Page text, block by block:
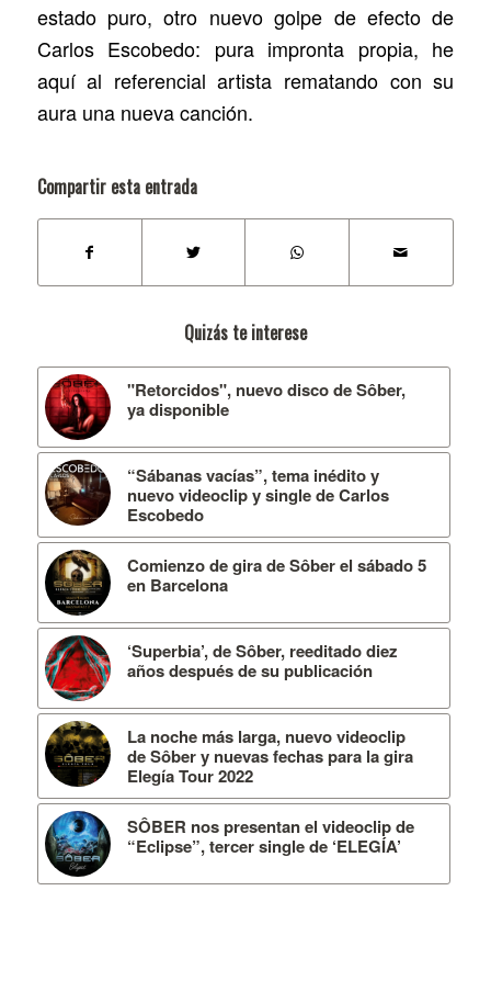
estado puro, otro nuevo golpe de efecto de
Carlos Escobedo: pura impronta propia, he
aquí al referencial artista rematando con su
aura una nueva canción.
Compartir esta entrada
Quizás te interese
"Retorcidos", nuevo disco de Sôber,
ya disponible
“Sábanas vacías”, tema inédito y
nuevo videoclip y single de Carlos
Escobedo
Comienzo de gira de Sôber el sábado 5
en Barcelona
‘Superbia’, de Sôber, reeditado diez
años después de su publicación
La noche más larga, nuevo videoclip
de Sôber y nuevas fechas para la gira
Elegía Tour 2022
SÔBER nos presentan el videoclip de
“Eclipse”, tercer single de ‘ELEGÍA’